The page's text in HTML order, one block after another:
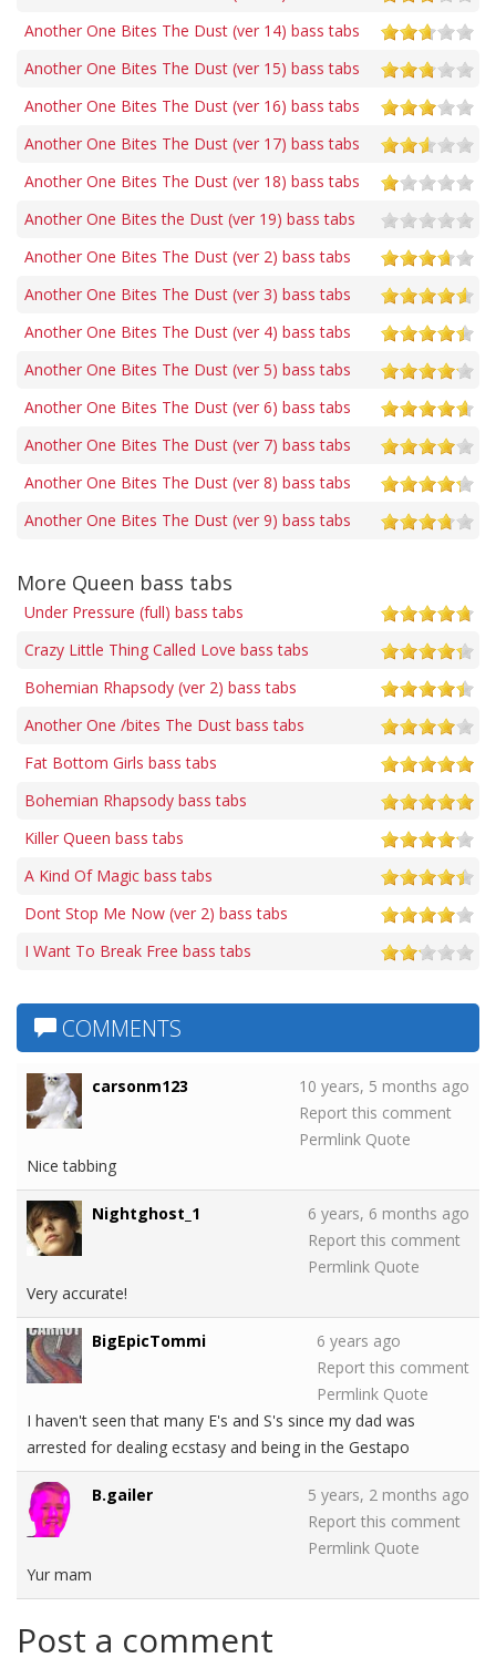
Another One Bites The Dust (ver 14) bass tabs
Another One Bites The Dust (ver 15) bass tabs
Another One Bites The Dust (ver 16) bass tabs
Another One Bites The Dust (ver 17) bass tabs
Another One Bites The Dust (ver 18) bass tabs
Another One Bites the Dust (ver 19) bass tabs
Another One Bites The Dust (ver 2) bass tabs
Another One Bites The Dust (ver 3) bass tabs
Another One Bites The Dust (ver 4) bass tabs
Another One Bites The Dust (ver 5) bass tabs
Another One Bites The Dust (ver 6) bass tabs
Another One Bites The Dust (ver 7) bass tabs
Another One Bites The Dust (ver 8) bass tabs
Another One Bites The Dust (ver 9) bass tabs
More Queen bass tabs
Under Pressure (full) bass tabs
Crazy Little Thing Called Love bass tabs
Bohemian Rhapsody (ver 2) bass tabs
Another One /bites The Dust bass tabs
Fat Bottom Girls bass tabs
Bohemian Rhapsody bass tabs
Killer Queen bass tabs
A Kind Of Magic bass tabs
Dont Stop Me Now (ver 2) bass tabs
I Want To Break Free bass tabs
COMMENTS
carsonm123
10 years, 5 months ago
Report this comment
Permlink Quote
Nice tabbing
Nightghost_1
6 years, 6 months ago
Report this comment
Permlink Quote
Very accurate!
BigEpicTommi
6 years ago
Report this comment
Permlink Quote
I haven't seen that many E's and S's since my dad was
arrested for dealing ecstasy and being in the Gestapo
B.gailer
5 years, 2 months ago
Report this comment
Permlink Quote
Yur mam
Post a comment